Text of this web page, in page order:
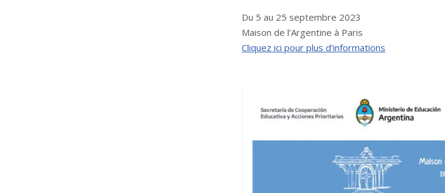
Du 5 au 25 septembre 2023
Maison de l’Argentine à Paris
Cliquez ici pour plus d’informations